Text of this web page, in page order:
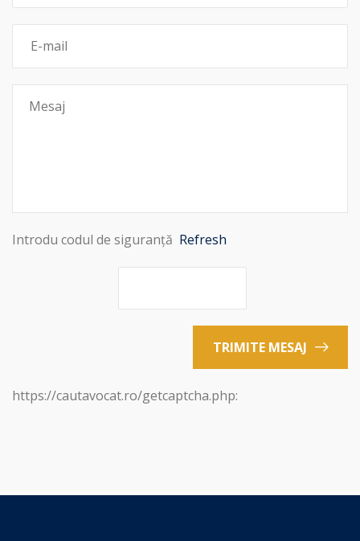
Introdu codul de siguranță Refresh
TRIMITE MESAJ
https://cautavocat.ro/getcaptcha.php: